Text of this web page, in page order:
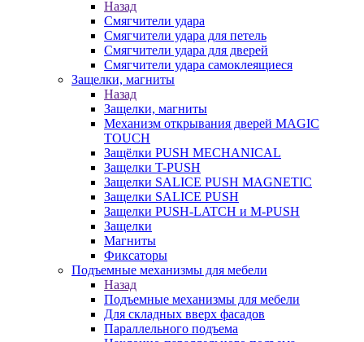
Назад
Смягчители удара
Смягчители удара для петель
Смягчители удара для дверей
Cмягчители удара самоклеящиеся
Защелки, магниты
Назад
Защелки, магниты
Механизм открывания дверей MAGIC
TOUCH
Защёлки PUSH MECHANICAL
Защелки T-PUSH
Защелки SALICE PUSH MAGNETIC
Защелки SALICE PUSH
Защелки PUSH-LATCH и M-PUSH
Защелки
Магниты
Фиксаторы
Подъемные механизмы для мебели
Назад
Подъемные механизмы для мебели
Для складных вверх фасадов
Параллельного подъема